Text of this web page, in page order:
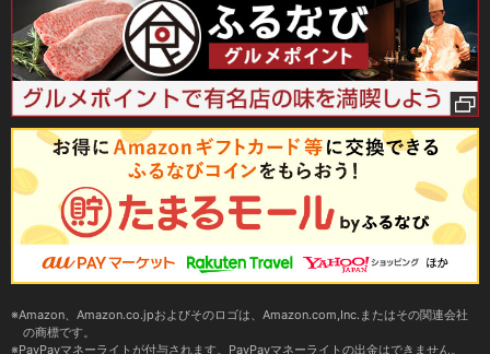
Amazon、Amazon.co.jpおよびそのロゴは、Amazon.com,Inc.またはその関連会社
の商標です。
PayPayマネーライトが付与されます。PayPayマネーライトの出金はできません。